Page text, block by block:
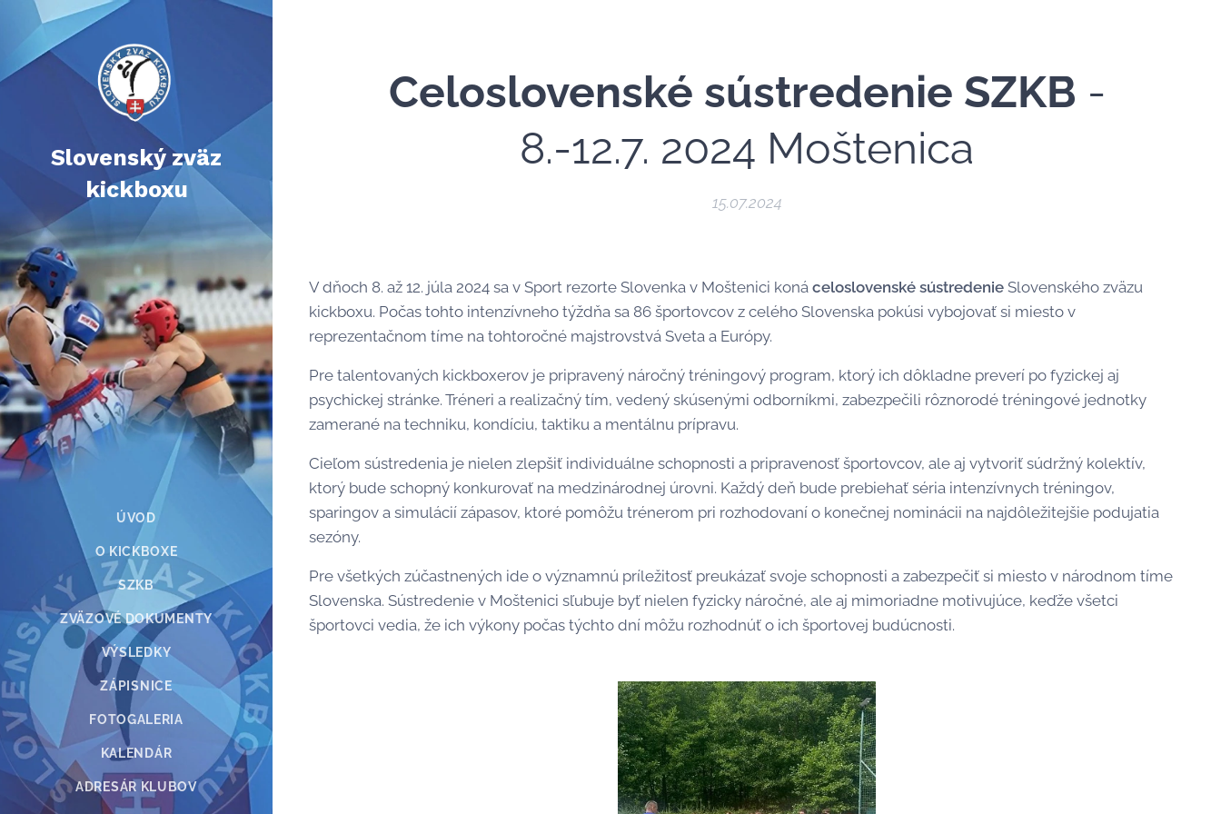
Slovenský zväz
kickboxu
ÚVOD
O KICKBOXE
SZKB
ZVÄZOVÉ DOKUMENTY
VÝSLEDKY
ZÁPISNICE
FOTOGALERIA
KALENDÁR
ADRESÁR KLUBOV
Celoslovenské sústredenie SZKB -
8.-12.7. 2024 Moštenica
15.07.2024
V dňoch 8. až 12. júla 2024 sa v Sport rezorte Slovenka v Moštenici koná celoslovenské sústredenie Slovenského zväzu
kickboxu. Počas tohto intenzívneho týždňa sa 86 športovcov z celého Slovenska pokúsi vybojovať si miesto v
reprezentačnom tíme na tohtoročné majstrovstvá Sveta a Európy.
Pre talentovaných kickboxerov je pripravený náročný tréningový program, ktorý ich dôkladne preverí po fyzickej aj
psychickej stránke. Tréneri a realizačný tím, vedený skúsenými odborníkmi, zabezpečili rôznorodé tréningové jednotky
zamerané na techniku, kondíciu, taktiku a mentálnu prípravu.
Cieľom sústredenia je nielen zlepšiť individuálne schopnosti a pripravenosť športovcov, ale aj vytvoriť súdržný kolektív,
ktorý bude schopný konkurovať na medzinárodnej úrovni. Každý deň bude prebiehať séria intenzívnych tréningov,
sparingov a simulácií zápasov, ktoré pomôžu trénerom pri rozhodovaní o konečnej nominácii na najdôležitejšie podujatia
sezóny.
Pre všetkých zúčastnených ide o významnú príležitosť preukázať svoje schopnosti a zabezpečiť si miesto v národnom tíme
Slovenska. Sústredenie v Moštenici sľubuje byť nielen fyzicky náročné, ale aj mimoriadne motivujúce, keďže všetci
športovci vedia, že ich výkony počas týchto dní môžu rozhodnúť o ich športovej budúcnosti.